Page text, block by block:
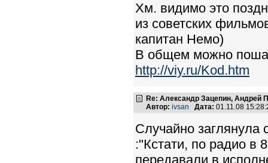
Хм. видимо это
из советских
капитан Немо)
В общем можно
http://viy.ru/Kod.htm
Re: Александр Зацепин, Андрей
Автор: ivsan Дата: 01.11.08
Случайно заглянула
:"Кстати, по радио в
передавали в